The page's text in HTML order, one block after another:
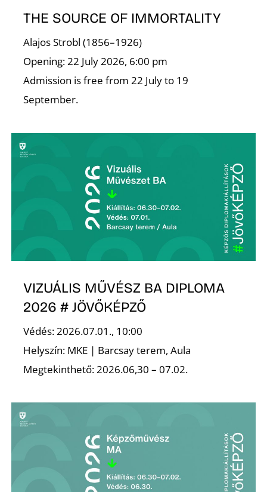
THE SOURCE OF IMMORTALITY
Alajos Strobl (1856–1926)
Opening: 22 July 2026, 6:00 pm
Admission is free from 22 July to 19
September.
VIZUÁLIS MŰVÉSZ BA DIPLOMA
2026 # JÖVŐKÉPZŐ
Védés: 2026.07.01., 10:00
Helyszín: MKE | Barcsay terem, Aula
Megtekinthető: 2026.06,30 – 07.02.